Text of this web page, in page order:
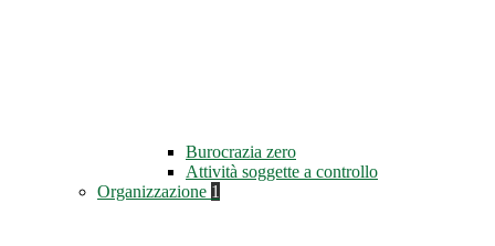
Burocrazia zero
Attività soggette a controllo
Organizzazione 1